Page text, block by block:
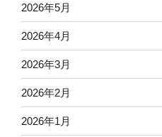
2026年5月
2026年4月
2026年3月
2026年2月
2026年1月